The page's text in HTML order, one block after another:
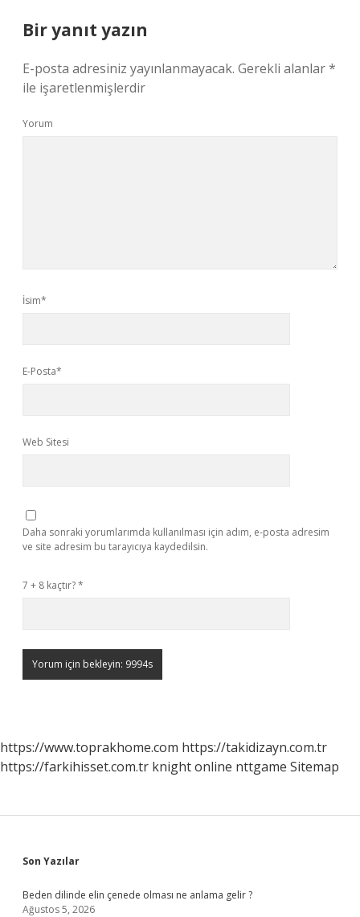
Bir yanıt yazın
E-posta adresiniz yayınlanmayacak. Gerekli alanlar*
ile işaretlenmişlerdir
Yorum
İsim*
E-Posta*
Web Sitesi
Daha sonraki yorumlarımda kullanılması için adım, e-posta adresim
ve site adresim bu tarayıcıya kaydedilsin.
7 + 8 kaçtır?*
https://www.toprakhome.com https://takidizayn.com.tr
https://farkihisset.com.tr knight online nttgame Sitemap
Sidebar
Son Yazılar
Beden dilinde elin çenede olması ne anlama gelir ?
Ağustos 5, 2026